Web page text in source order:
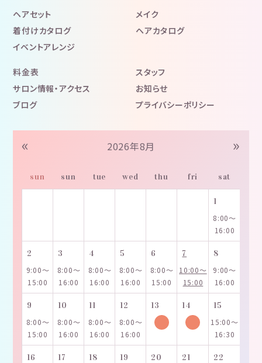
ヘアセット
メイク
着付けカタログ
ヘアカタログ
イベントアレンジ
料金表
スタッフ
サロン情報・アクセス
お知らせ
ブログ
プライバシーポリシー
« 2026年8月 »
sun sun tue wed thu fri sat
1
8:00～
16:00
2
9:00～
15:00
3
8:00～
16:00
4
8:00～
16:00
5
8:00～
16:00
6
8:00～
15:00
7
10:00～
15:00
8
9:00～
16:00
9
8:00～
15:00
10
8:00～
16:00
11
8:00～
16:00
12
8:00～
16:00
13 14
15
15:00～
16:30
16
17
18
19
20
21
22